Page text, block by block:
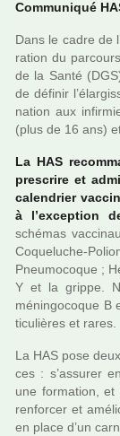
Communiqué
Dans le cadre de
ra­tion du
de la Santé
de défi­nir
na­tion aux
(plus de 16 ans)
La HAS
pres­crire et
calen­drier
à l’excep­tion
sché­mas
Coqueluche-
Pneumocoque ;
Y et la grippe.
ménin­go­co­que B
ti­cu­liè­res et rares.
La HAS pose
ces : s’assu­rer
une for­ma­tion, et
ren­for­cer et
en place d’un